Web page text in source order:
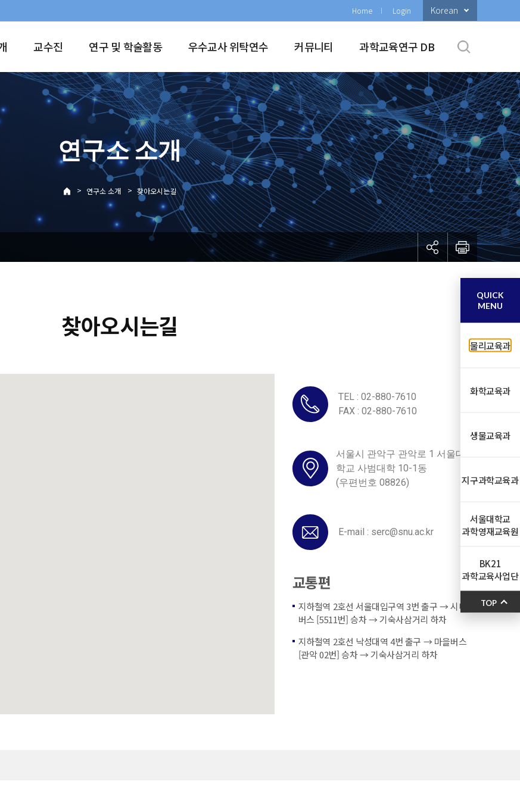
Home Login Korean
교수진 연구 및 학술활동 우수교사 위탁연수 커뮤니티 과학교육연구 DB
연구소 소개
> 연구소 소개 > 찾아오시는길
찾아오시는길
TEL : 02-880-7610
FAX : 02-880-7610
서울시 관악구 관악로 1 서울대
학교 사범대학 10-1동
(우편번호 08826)
E-mail : serc@snu.ac.kr
교통편
지하철역 2호선 서울대입구역 3번 출구 → 시내
버스 [5511번] 승차 → 기숙사삼거리 하차
지하철역 2호선 낙성대역 4번 출구 → 마을버스
[관악 02번] 승차 → 기숙사삼거리 하차
QUICK
MENU
물리교육과
화학교육과
생물교육과
지구과학교육과
서울대학교
과학영재교육원
BK21
과학교육사업단
TOP